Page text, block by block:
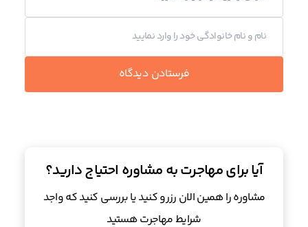
فرستادن دیدگاه
آیا برای مهاجرت به مشاوره احتیاج دارید؟
مشاوره را همین الان رزرو کنید یا بررسی کنید که واجد
شرایط مهاجرت هستید